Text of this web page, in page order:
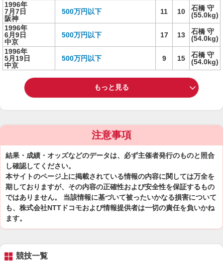
1996年
7月7日
阪神
500万円以下 11 10
石橋 守
(55.0kg)
1996年
6月9日
中京
500万円以下 17 13
石橋 守
(54.0kg)
1996年
5月19日
中京
500万円以下 9 15
石橋 守
(54.0kg)
もっと見る
注意事項
結果・成績・オッズなどのデータは、必ず主催者発行のものと照合
し確認してください。
本サイトのページ上に掲載されている情報の内容に関しては万全を
期しておりますが、その内容の正確性および安全性を保証するもの
ではありません。 当該情報に基づいて被ったいかなる損害について
も、株式会社NTTドコモおよび情報提供者は一切の責任を負いかね
ます。
競技一覧